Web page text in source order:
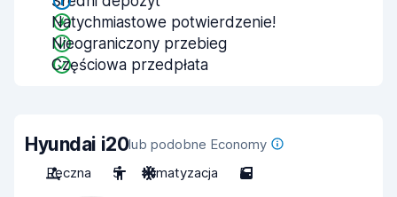
Natychmiastowe potwierdzenie!
Nieograniczony przebieg
Częściowa przedpłata
Hyundai i20lub podobne Economy
Ręczna
5 Klimatyzacja 5